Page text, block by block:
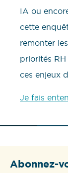
IA ou
cette
remonter
priorités
ces enjeux
Je fais
Abonnez-